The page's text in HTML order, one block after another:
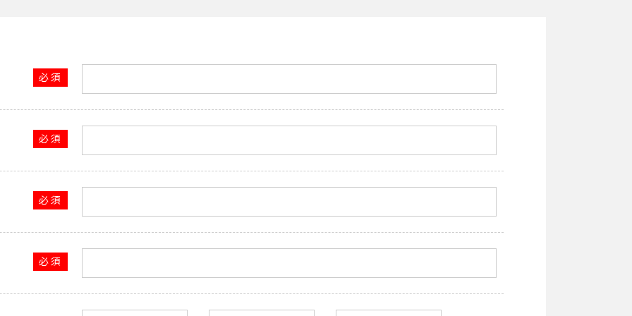
必須
必須
必須
必須